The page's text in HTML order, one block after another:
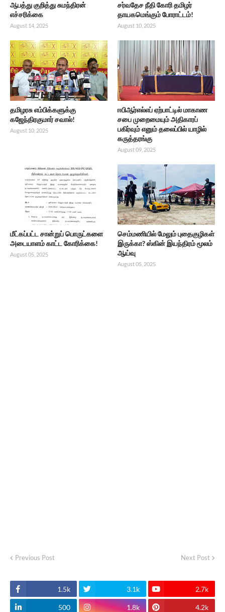
ஆபத்து குறித்து சுமந்திரன்
எச்சரிக்கை
August 14, 2025
சர்வதேச நீதி கோரி தமிழர்
தாயகமெங்கும் போராட்டம்!
August 10, 2025
தமிழரசு எம்பிக்களுக்கு
கஜேந்திரகுமார் சவால்!
August 10, 2025
ஈபிஆர்எல்எப் ஏற்பாட்டில் மாகாண
சபை முறைமையும் அதிகாரப்
பகிர்வும் எனும் தலைப்பில் யாழில்
கருத்தரங்கு
August 09, 2025
மீட்கப்பட்ட சான்றுப் பொருட்களை
அடையாளம் காட்ட கோரிக்கை!
August 05, 2025
செம்மணியில் மேலும் புதைகுழிகள்
இருக்கா? ஸ்கின் இயந்திரம் மூலம்
ஆய்வு
August 05, 2025
Previous Post Next Post
1.5k 3.1k 2.7k
500 1.8k 4.2k